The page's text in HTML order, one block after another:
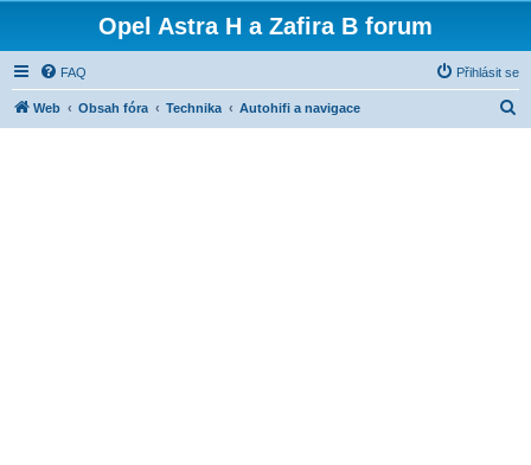
Opel Astra H a Zafira B forum
FAQ Přihlásit se
Web Obsah fóra Technika Autohifi a navigace